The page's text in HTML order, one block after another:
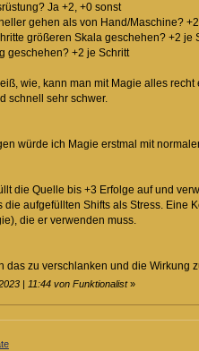
Ja +2, +0 sonst
gehen als von Hand/Maschine?
größeren Skala geschehen? +2 je
geschehen? +2 je Schritt
wie, kann man mit Magie alles
schnell sehr schwer.
würde ich Magie erstmal mit
die Quelle bis +3 Erfolge auf und
die aufgefüllten Shifts als Stress.
die er verwenden muss.
das zu verschlanken und die Wirkung
| 11:44 von Funktionalist»